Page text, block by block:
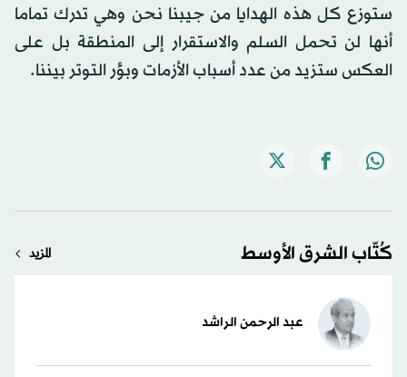
ستوزع كل هذه الهدايا من جيبنا نحن وهي تدرك تماما
أنها لن تحمل السلم والاستقرار إلى المنطقة بل على
العكس ستزيد من عدد أسباب الأزمات وبؤر التوتر بيننا.
كُتّاب الشرق الأوسط المزيد
عبد الرحمن الراشد